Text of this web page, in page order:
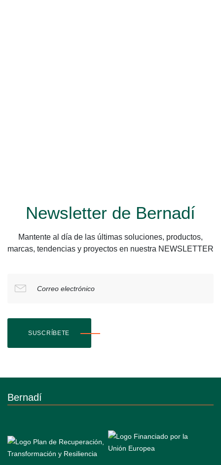
Newsletter de Bernadí
Mantente al día de las últimas soluciones, productos,
marcas, tendencias y proyectos en nuestra NEWSLETTER
Correo electrónico
SUSCRÍBETE
Bernadí